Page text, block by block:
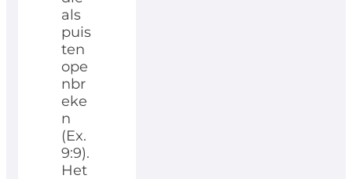
als
puis
ten
ope
nbr
eke
n
(Ex.
9:9).
Het